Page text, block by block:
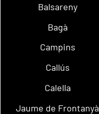
Balsareny
Bagà
Campins
Callús
Calella
Jaume de Frontanyà